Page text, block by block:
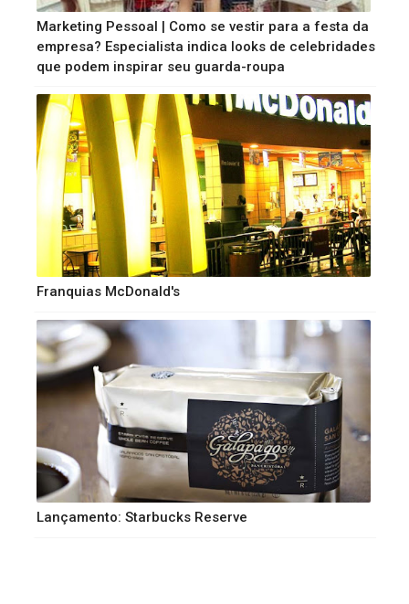
Marketing Pessoal | Como se vestir para a festa da
empresa? Especialista indica looks de celebridades
que podem inspirar seu guarda-roupa
Franquias McDonald's
Lançamento: Starbucks Reserve